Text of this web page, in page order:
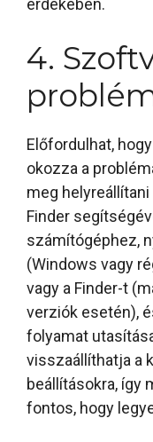
érdekében.
4.
Előfordulhat,
okozza a
meg
Finder
számítógéphez,
(Windows vagy
vagy a Finder-t
verziók esetén),
folyamat
visszaállíthatja a
beállításokra, így
fontos, hogy